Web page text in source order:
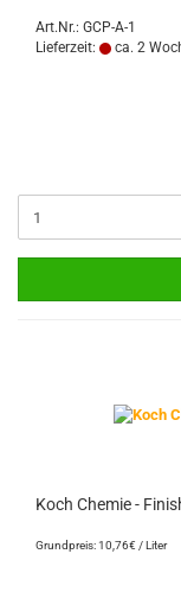
Art.Nr.: GCP-A-1
Lieferzeit:
ca. 2
Koch Chemie -
Grundpreis: 10,76€ / Liter